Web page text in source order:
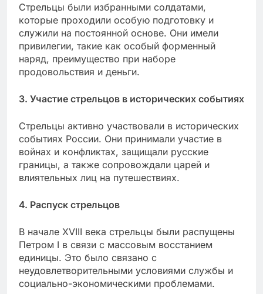
Стрельцы были избранными солдатами,
которые проходили особую подготовку и
служили на постоянной основе. Они имели
привилегии, такие как особый форменный
наряд, преимущество при наборе
продовольствия и деньги.
3. Участие стрельцов в исторических событиях
Стрельцы активно участвовали в исторических
событиях России. Они принимали участие в
войнах и конфликтах, защищали русские
границы, а также сопровождали царей и
влиятельных лиц на путешествиях.
4. Распуск стрельцов
В начале XVIII века стрельцы были распущены
Петром I в связи с массовым восстанием
единицы. Это было связано с
неудовлетворительными условиями службы и
социально-экономическими проблемами.